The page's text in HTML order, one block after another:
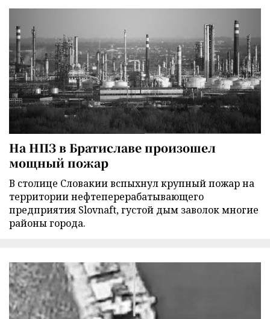
На НПЗ в Братиславе произошел
мощный пожар
В столице Словакии вспыхнул крупный пожар на
территории нефтеперерабатывающего
предприятия Slovnaft, густой дым заволок многие
районы города.